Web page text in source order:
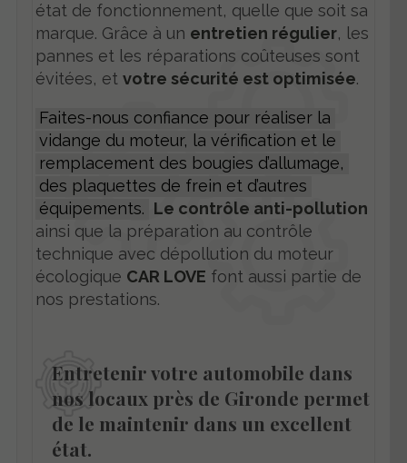
état de fonctionnement, quelle que soit sa
marque. Grâce à un entretien régulier, les
pannes et les réparations coûteuses sont
évitées, et votre sécurité est optimisée.
Faites-nous confiance pour réaliser la
vidange du moteur, la vérification et le
remplacement des bougies d’allumage,
des plaquettes de frein et d’autres
équipements. Le contrôle anti-pollution
ainsi que la préparation au contrôle
technique avec dépollution du moteur
écologique CAR LOVE font aussi partie de
nos prestations.
Entretenir votre automobile dans
nos locaux près de Gironde permet
de le maintenir dans un excellent
état.